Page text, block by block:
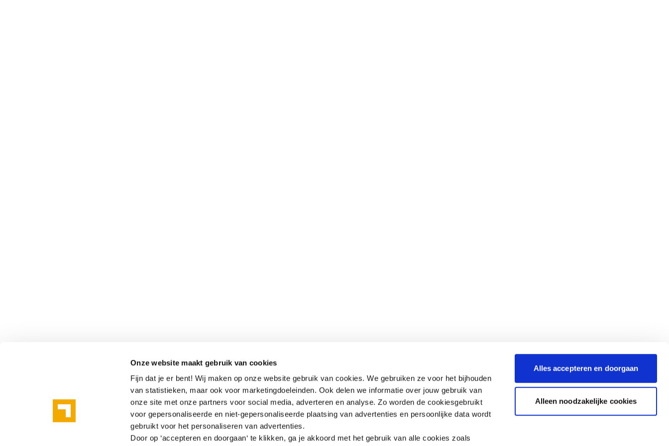
Onze website maakt gebruik van cookies
Fijn dat je er bent! Wij maken op onze website gebruik van cookies. We gebruiken ze voor het bijhouden
van statistieken, maar ook voor marketingdoeleinden. Ook delen we informatie over jouw gebruik van
onze site met onze partners voor social media, adverteren en analyse. Zo worden de cookiesgebruikt
voor gepersonaliseerde en niet-gepersonaliseerde plaatsing van advertenties en persoonlijke data wordt
gebruikt voor het personaliseren van advertenties.
Door op ‘accepteren en doorgaan‘ te klikken, ga je akkoord met het gebruik van alle cookies zoals
Alles accepteren en doorgaan
Alleen noodzakelijke cookies